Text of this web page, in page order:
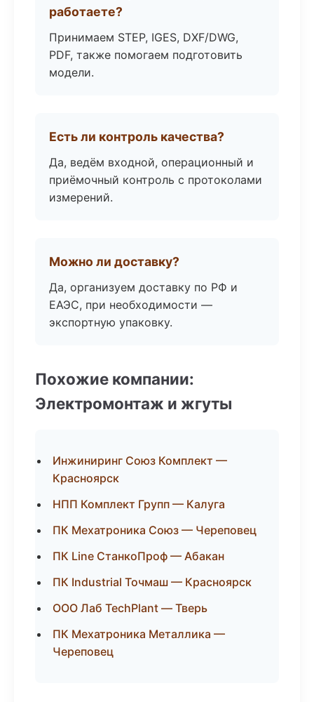
работаете?
Принимаем STEP, IGES, DXF/DWG,
PDF, также помогаем подготовить
модели.
Есть ли контроль качества?
Да, ведём входной, операционный и
приёмочный контроль с протоколами
измерений.
Можно ли доставку?
Да, организуем доставку по РФ и
ЕАЭС, при необходимости —
экспортную упаковку.
Похожие компании:
Электромонтаж и жгуты
Инжиниринг Союз Комплект —
Красноярск
НПП Комплект Групп — Калуга
ПК Мехатроника Союз — Череповец
ПК Line СтанкоПроф — Абакан
ПК Industrial Точмаш — Красноярск
ООО Лаб TechPlant — Тверь
ПК Мехатроника Металлика —
Череповец